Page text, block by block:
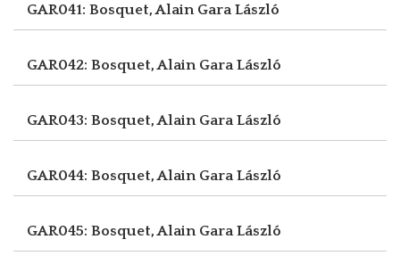
GAR041: Bosquet, Alain Gara László
GAR042: Bosquet, Alain Gara László
GAR043: Bosquet, Alain Gara László
GAR044: Bosquet, Alain Gara László
GAR045: Bosquet, Alain Gara László